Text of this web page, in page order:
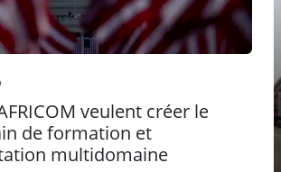
veulent créer le
de formation et
multidomaine